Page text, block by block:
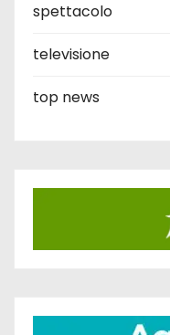
spettacolo
televisione
top news